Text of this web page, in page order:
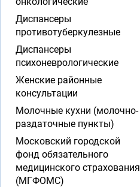
Диспансеры
противотуберкулезные
Диспансеры
психоневрологические
Женские районные
консультации
Молочные кухни (молочно-
раздаточные пункты)
Московский городской
фонд обязательного
медицинского страхования
(МГФОМС)